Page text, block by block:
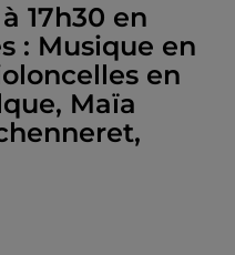
17h30 en
: Musique en
en
Maïa